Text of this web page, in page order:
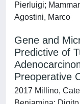
Pierluigi;
Agostini, Marco
Gene and
Predictive of
Preoperative
2017 Millino,